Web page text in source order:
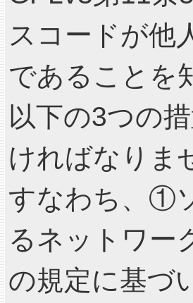
スコードが他
であることを
以下の3つの
ければなりま
すなわち、①
るネットワー
の規定に基づ